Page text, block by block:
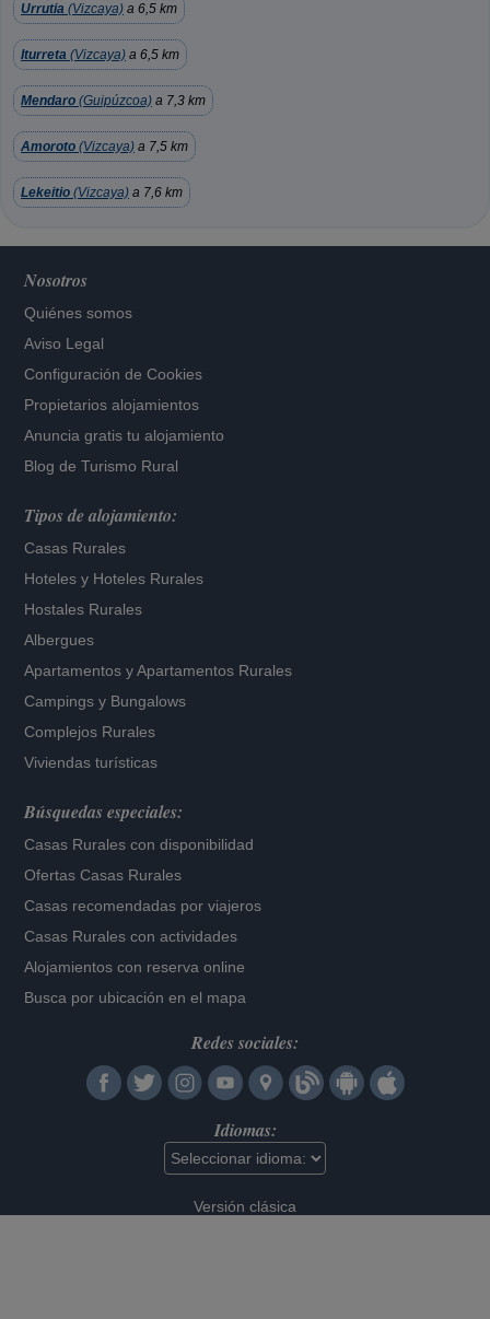
Urrutia (Vizcaya) a 6,5 km
Iturreta (Vizcaya) a 6,5 km
Mendaro (Guipúzcoa) a 7,3 km
Amoroto (Vizcaya) a 7,5 km
Lekeitio (Vizcaya) a 7,6 km
Nosotros
Quiénes somos
Aviso Legal
Configuración de Cookies
Propietarios alojamientos
Anuncia gratis tu alojamiento
Blog de Turismo Rural
Tipos de alojamiento:
Casas Rurales
Hoteles y Hoteles Rurales
Hostales Rurales
Albergues
Apartamentos yApartamentos Rurales
Campings y Bungalows
Complejos Rurales
Viviendas turísticas
Búsquedas especiales:
Casas Rurales con disponibilidad
Ofertas Casas Rurales
Casas recomendadas por viajeros
Casas Rurales con actividades
Alojamientos con reserva online
Busca por ubicación en el mapa
Redes sociales:
Idiomas:
Versión clásica